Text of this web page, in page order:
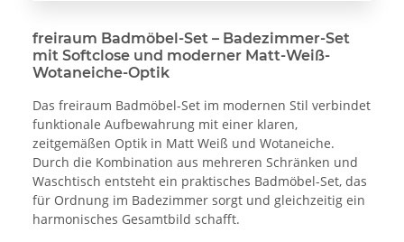
freiraum Badmöbel-Set – Badezimmer-Set
mit Softclose und moderner Matt-Weiß-
Wotaneiche-Optik
Das freiraum Badmöbel-Set im modernen Stil verbindet
funktionale Aufbewahrung mit einer klaren,
zeitgemäßen Optik in Matt Weiß und Wotaneiche.
Durch die Kombination aus mehreren Schränken und
Waschtisch entsteht ein praktisches Badmöbel-Set, das
für Ordnung im Badezimmer sorgt und gleichzeitig ein
harmonisches Gesamtbild schafft.